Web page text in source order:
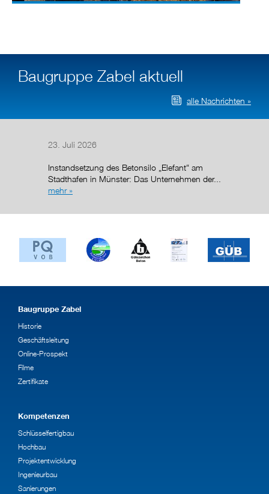
Baugruppe Zabel aktuell
alle Nachrichten »
(AÜG)
23. Juli 2026
Instandsetzung des Betonsilo „Elefant“ am
Stadthafen in Münster: Das Unternehmen der...
mehr »
Baugruppe Zabel
Historie
Geschäftsleitung
Online-Prospekt
Filme
Zertifikate
Kompetenzen
Schlüsselfertigbau
Hochbau
Projektentwicklung
Ingenieurbau
Sanierungen